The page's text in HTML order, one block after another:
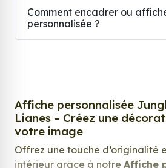
Comment encadrer ou
personnalisée ?
Affiche personnalisée
Lianes – Créez une
votre image
Offrez une touche d’originalité
intérieur grâce à notre Affiche